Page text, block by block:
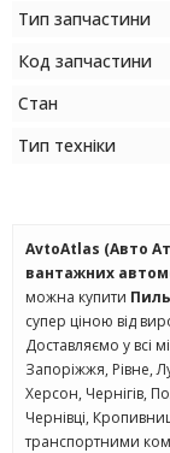
Тип запчастини
Код запчастини
Стан
Тип техніки
AvtoAtlas (Авто
вантажних
можна купити
супер ціною від
Доставляємо у всі
Запоріжжя, Рівне,
Херсон, Чернігів,
Чернівці,
транспортними